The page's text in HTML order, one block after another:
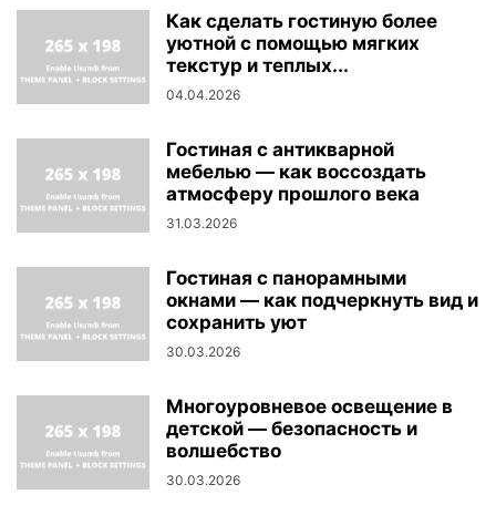
Как сделать гостиную более
уютной с помощью мягких
текстур и теплых...
04.04.2026
Гостиная с антикварной
мебелью — как воссоздать
атмосферу прошлого века
31.03.2026
Гостиная с панорамными
окнами — как подчеркнуть вид и
сохранить уют
30.03.2026
Многоуровневое освещение в
детской — безопасность и
волшебство
30.03.2026